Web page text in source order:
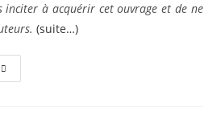
inciter à acquérir cet ouvrage et de ne
(suite…)
Épitre